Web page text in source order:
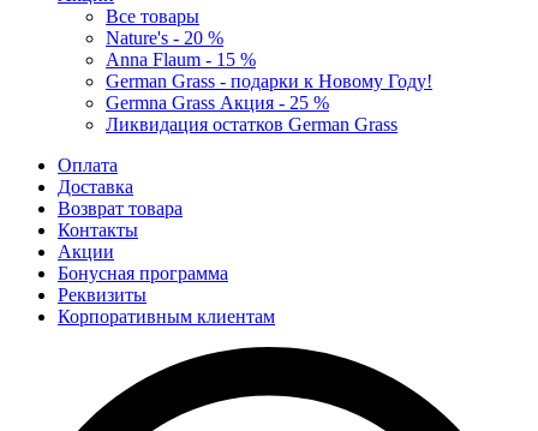
Все товары
Nature's - 20 %
Anna Flaum - 15 %
German Grass - подарки к Новому Году!
Germna Grass Акция - 25 %
Ликвидация остатков German Grass
Оплата
Доставка
Возврат товара
Контакты
Акции
Бонусная программа
Реквизиты
Корпоративным клиентам